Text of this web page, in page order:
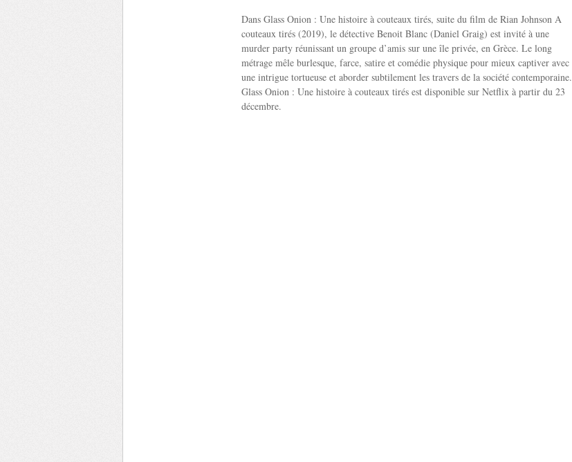
Dans Glass Onion : Une histoire à couteaux tirés, suite du film de Rian Johnson A
couteaux tirés (2019), le détective Benoit Blanc (Daniel Graig) est invité à une
murder party réunissant un groupe d’amis sur une île privée, en Grèce. Le long
métrage mêle burlesque, farce, satire et comédie physique pour mieux captiver avec
une intrigue tortueuse et aborder subtilement les travers de la société contemporaine.
Glass Onion : Une histoire à couteaux tirés est disponible sur Netflix à partir du 23
décembre.